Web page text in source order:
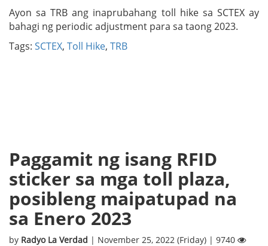
Ayon sa TRB ang inaprubahang toll hike sa SCTEX ay
bahagi ng periodic adjustment para sa taong 2023.
Tags: SCTEX, Toll Hike, TRB
Paggamit ng isang RFID
sticker sa mga toll plaza,
posibleng maipatupad na
sa Enero 2023
by Radyo La Verdad | November 25, 2022 (Friday) | 9740